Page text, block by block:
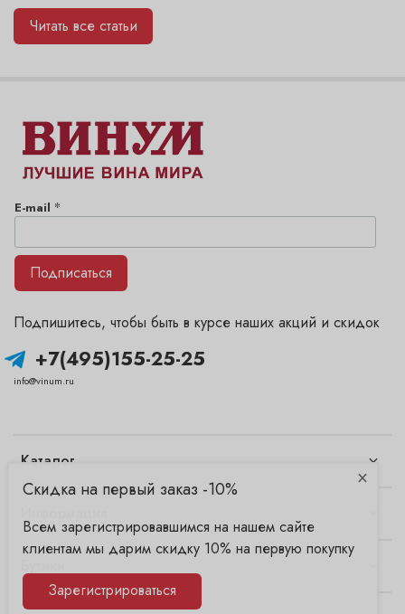
Читать все статьи
Каталог
+7(495)155-25-25
info@vinum.ru
Подпишитесь, чтобы быть в курсе наших акций и скидок
E-mail *
Подписаться
×
Скидка на первый заказ -10%
Всем зарегистрировавшимся на нашем сайте
клиентам мы дарим скидку 10% на первую покупку
Зарегистрироваться